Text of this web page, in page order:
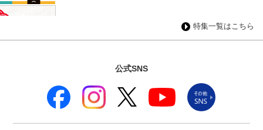
特集一覧はこちら
公式SNS